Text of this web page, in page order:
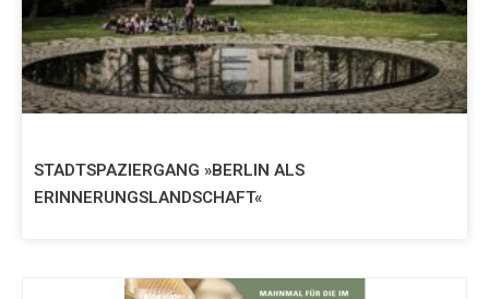
STADTSPAZIERGANG »BERLIN ALS
ERINNERUNGSLANDSCHAFT«